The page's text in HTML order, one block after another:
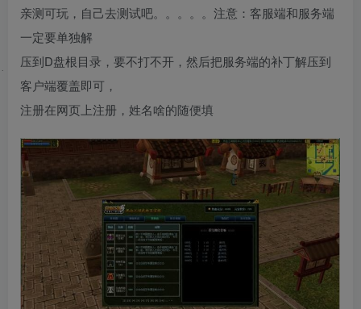
亲测可玩，自己去测试吧。。。。。注意：客服端和服务端
一定要单独解
压到D盘根目录，要不打不开，然后把服务端的补丁解压到
客户端覆盖即可，
注册在网页上注册，姓名啥的随便填